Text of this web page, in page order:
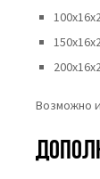
Возможно